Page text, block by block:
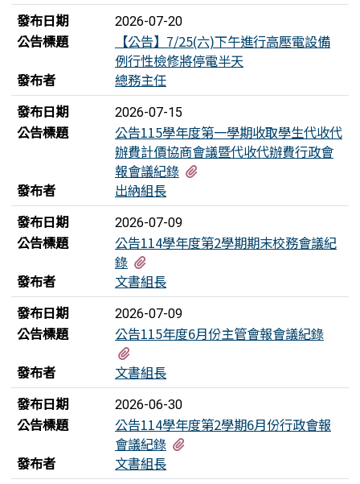
發布日期
2026-07-20
公告標題
【公告】7/25(六)下午進行高壓電設備
例行性檢修將停電半天
發布者
總務主任
發布日期
2026-07-15
公告標題
公告115學年度第一學期收取學生代收代
辦費計價協商會議暨代收代辦費行政會
報會議紀錄
發布者
出納組長
發布日期
2026-07-09
公告標題
公告114學年度第2學期期末校務會議紀
錄
發布者
文書組長
發布日期
2026-07-09
公告標題
公告115年度6月份主管會報會議紀錄
發布者
文書組長
發布日期
2026-06-30
公告標題
公告114學年度第2學期6月份行政會報
會議紀錄
發布者
文書組長